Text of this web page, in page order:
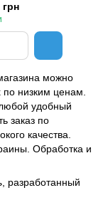
грн
можно
низким ценам.
удобный
заказ по
качества.
Обработка и
, разработанный